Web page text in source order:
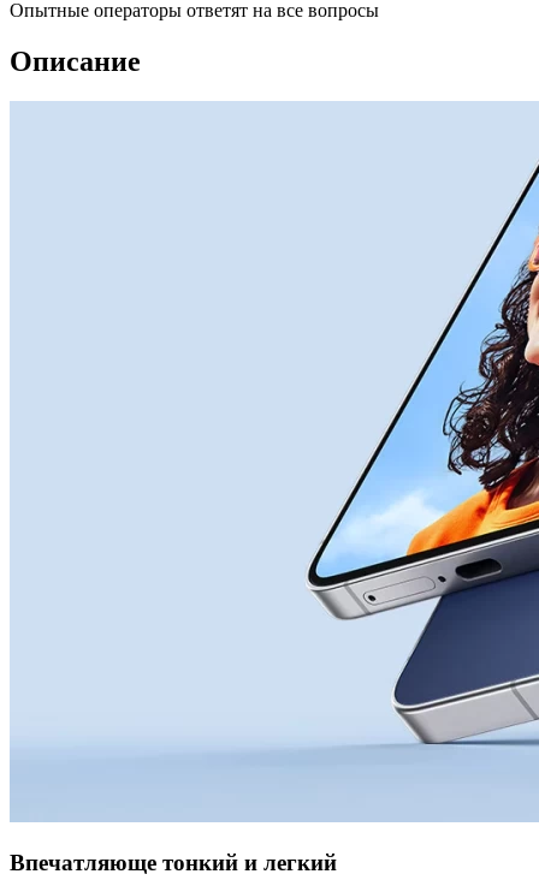
Опытные операторы ответят на все вопросы
Описание
Впечатляюще тонкий и легкий